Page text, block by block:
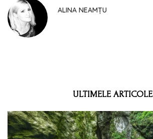
ALINA NEAMȚU
ULTIMELE ARTICOLE